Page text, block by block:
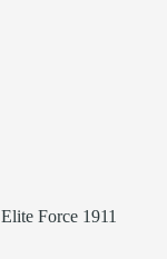
Elite Force 1911